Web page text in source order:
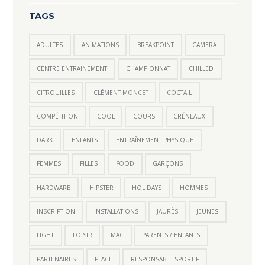
TAGS
ADULTES ANIMATIONS BREAKPOINT CAMERA
CENTRE ENTRAINEMENT CHAMPIONNAT CHILLED
CITROUILLES CLÉMENT MONCET COCTAIL
COMPÉTITION COOL COURS CRÉNEAUX
DARK ENFANTS ENTRAÎNEMENT PHYSIQUE
FEMMES FILLES FOOD GARÇONS
HARDWARE HIPSTER HOLIDAYS HOMMES
INSCRIPTION INSTALLATIONS JAURÈS JEUNES
LIGHT LOISIR MAC PARENTS / ENFANTS
PARTENAIRES PLACE RESPONSABLE SPORTIF